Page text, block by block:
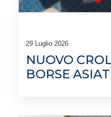
29 Luglio 2026
NUOVO
BORSE